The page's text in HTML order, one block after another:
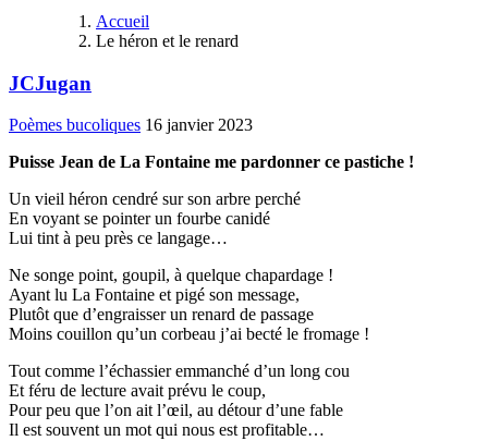
Accueil
Le héron et le renard
JCJugan
Poèmes bucoliques 16 janvier 2023
Puisse Jean de La Fontaine me pardonner ce pastiche !
Un vieil héron cendré sur son arbre perché
En voyant se pointer un fourbe canidé
Lui tint à peu près ce langage…
Ne songe point, goupil, à quelque chapardage !
Ayant lu La Fontaine et pigé son message,
Plutôt que d’engraisser un renard de passage
Moins couillon qu’un corbeau j’ai becté le fromage !
Tout comme l’échassier emmanché d’un long cou
Et féru de lecture avait prévu le coup,
Pour peu que l’on ait l’œil, au détour d’une fable
Il est souvent un mot qui nous est profitable…